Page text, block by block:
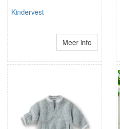
Kindervest
Meer info